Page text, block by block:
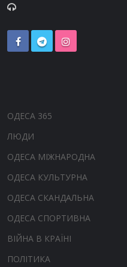
ОДЕСА 365
ЛЮДИ
ОДЕСА МІЖНАРОДНА
ОДЕСА КУЛЬТУРНА
ОДЕСА СКАНДАЛЬНА
ОДЕСА СПОРТИВНА
ВІЙНА В КРАЇНІ
ПОЛІТИКА